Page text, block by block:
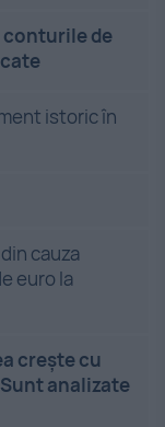
conturile de
istoric în
cauza
euro la
crește cu
analizate